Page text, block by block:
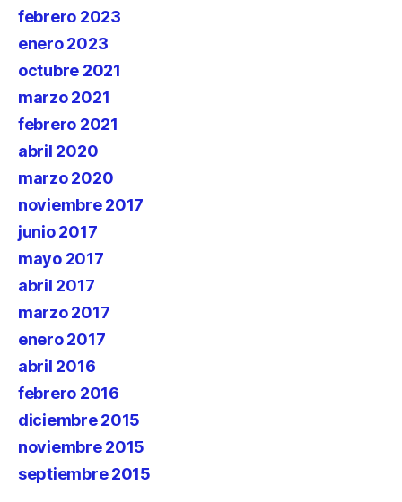
febrero 2023
enero 2023
octubre 2021
marzo 2021
febrero 2021
abril 2020
marzo 2020
noviembre 2017
junio 2017
mayo 2017
abril 2017
marzo 2017
enero 2017
abril 2016
febrero 2016
diciembre 2015
noviembre 2015
septiembre 2015